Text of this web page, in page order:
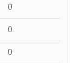
0
0
0